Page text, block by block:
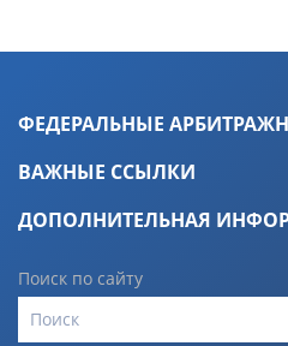
ФЕДЕРАЛЬНЫЕ
ВАЖНЫЕ ССЫЛКИ
ДОПОЛНИТЕЛЬНАЯ
Поиск по сайту